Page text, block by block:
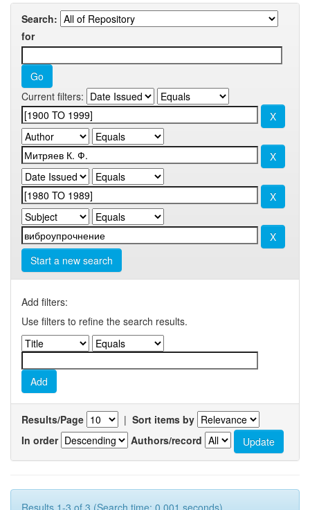
Search:
for
Current filters:
Start a new search
Add filters:
Use filters to refine the search results.
Results/Page | Sort items by
In order
Authors/record
Results 1-3 of 3 (Search time: 0.001 seconds).